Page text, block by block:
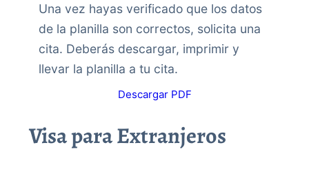
Una vez hayas verificado que los datos
de la planilla son correctos, solicita una
cita. Deberás descargar, imprimir y
llevar la planilla a tu cita.
Descargar PDF
Visa para Extranjeros